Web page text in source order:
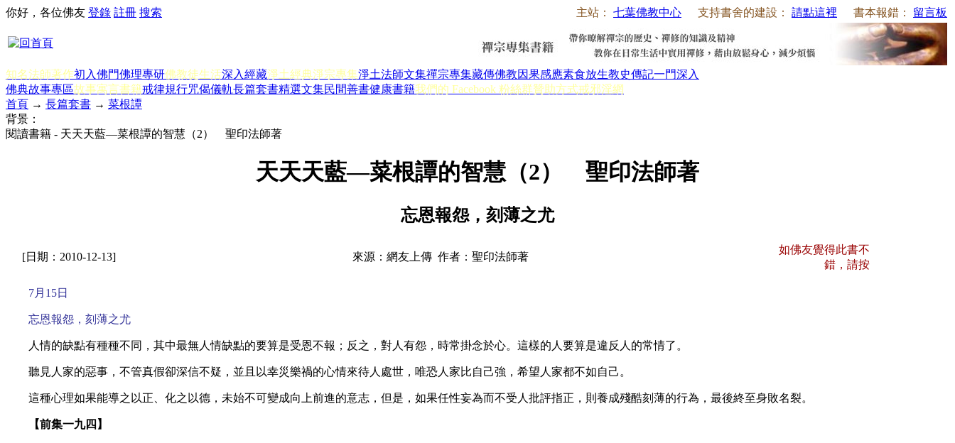
主站： 七葉佛教中心 支持書舍的建設： 請點這裡 書本報錯： 留言板
你好，各位佛友 登錄 註冊 搜索
知名法師著作初入佛門佛理專研佛教徒生活深入經藏淨土經典淨宗專集淨土法師文集禪宗專集藏傳佛教因果感應素食放生教史傳記一門深入
佛典故事專區故事寓言書籍戒律規行咒偈儀軌長篇套書精選文集民間善書健康書籍我們的 Facebook 粉絲群贊助方式戒邪淫網
首頁 → 長篇套書 → 菜根譚
背景：
閱讀書籍 - 天天天藍—菜根譚的智慧（2） 聖印法師著
天天天藍—菜根譚的智慧（2） 聖印法師著
忘恩報怨，刻薄之尤
[日期：2010-12-13] 來源：網友上傳 作者：聖印法師著
如佛友覺得此書不
錯，請按
7月15日
忘恩報怨，刻薄之尤
人情的缺點有種種不同，其中最無人情缺點的要算是受恩不報；反之，對人有怨，時常掛念於心。這樣的人要算是違反人的常情了。
聽見人家的惡事，不管真假卻深信不疑，並且以幸災樂禍的心情來待人處世，唯恐人家比自己強，希望人家都不如自己。
這種心理如果能導之以正、化之以德，未始不可變成向上前進的意志，但是，如果任性妄為而不受人批評指正，則養成殘酷刻薄的行為，最後終至身敗名裂。
【前集一九四】